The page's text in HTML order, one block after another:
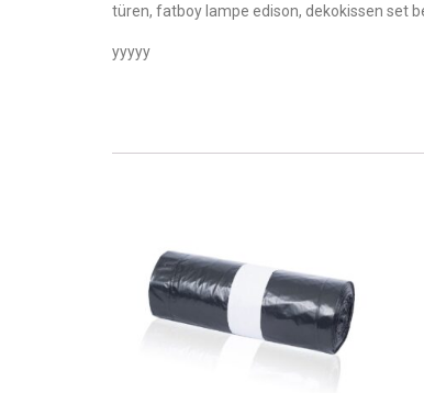
türen, fatboy lampe edison, dekokissen set
yyyyy